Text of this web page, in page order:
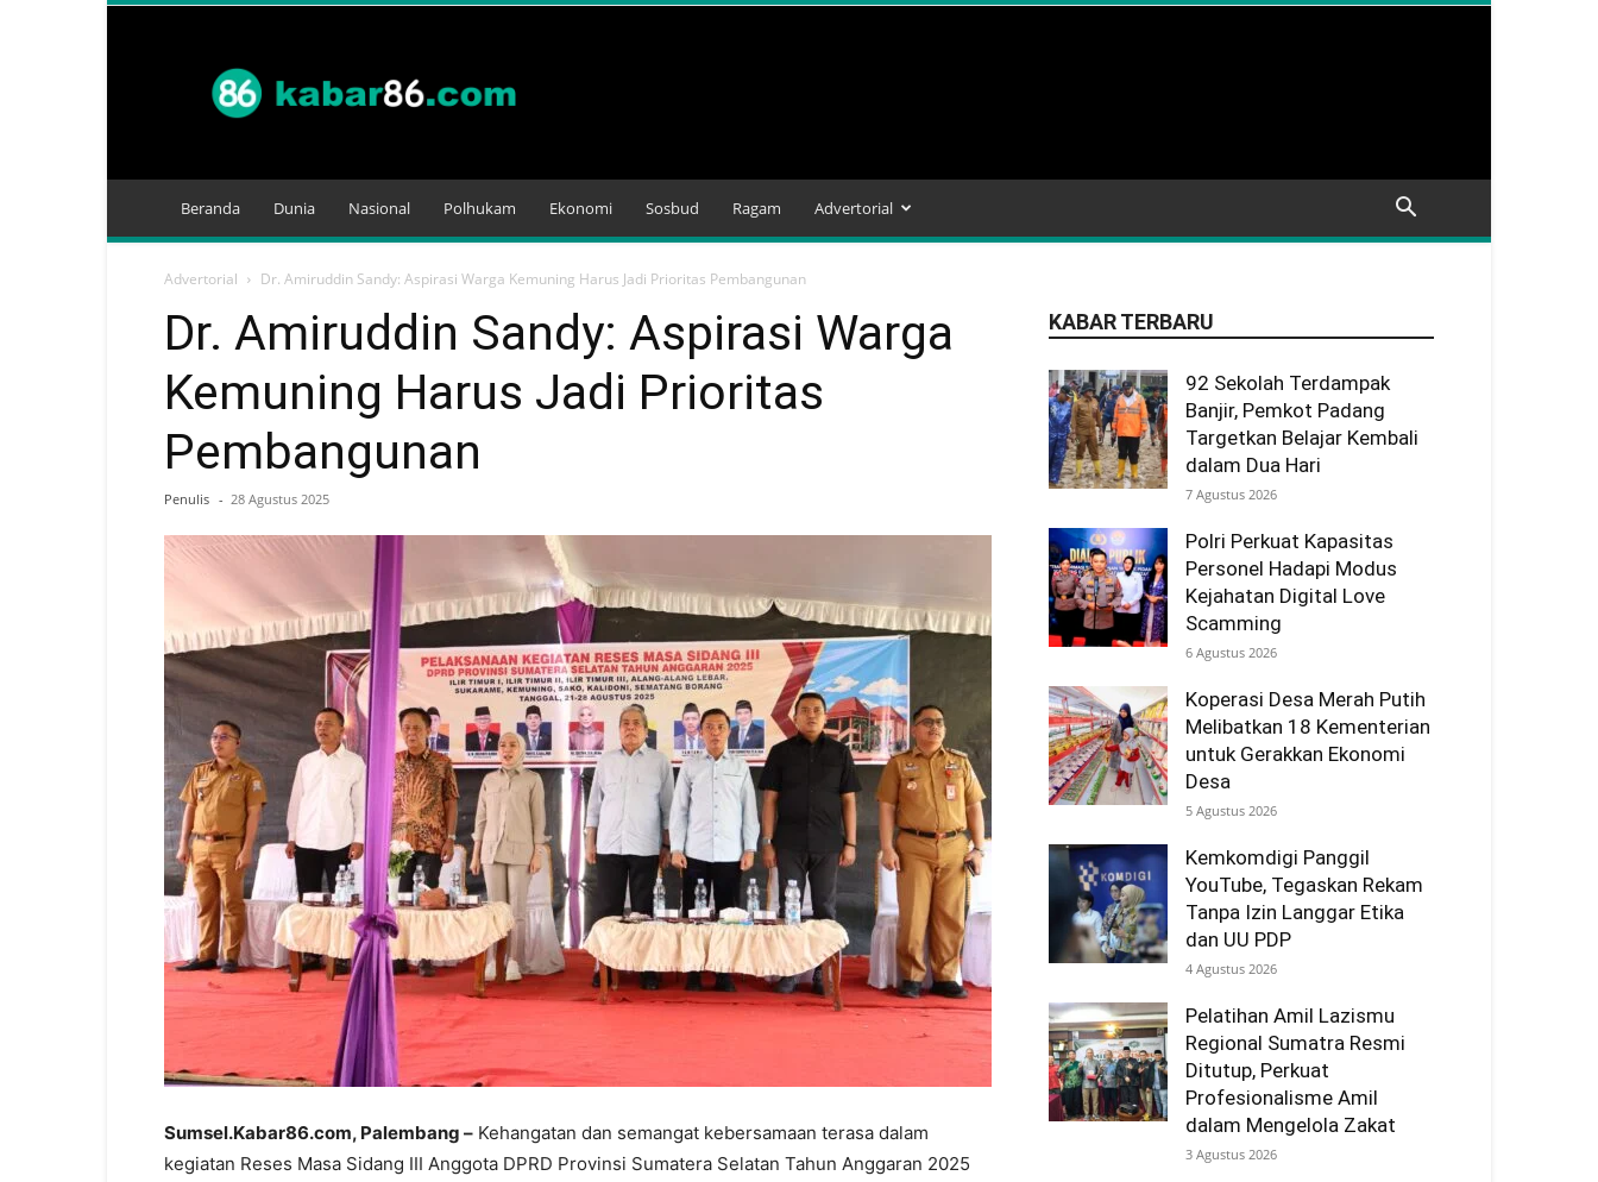
Beranda Dunia Nasional Polhukam Ekonomi Sosbud Ragam Advertorial
Advertorial Dr. Amiruddin Sandy: Aspirasi Warga Kemuning Harus Jadi Prioritas Pembangunan
Dr. Amiruddin Sandy: Aspirasi Warga
Kemuning Harus Jadi Prioritas
Pembangunan
Penulis - 28 Agustus 2025
Sumsel.Kabar86.com, Palembang – Kehangatan dan semangat kebersamaan terasa dalam
kegiatan Reses Masa Sidang III Anggota DPRD Provinsi Sumatera Selatan Tahun Anggaran 2025
KABAR TERBARU
92 Sekolah Terdampak
Banjir, Pemkot Padang
Targetkan Belajar Kembali
dalam Dua Hari
7 Agustus 2026
Polri Perkuat Kapasitas
Personel Hadapi Modus
Kejahatan Digital Love
Scamming
6 Agustus 2026
Koperasi Desa Merah Putih
Melibatkan 18 Kementerian
untuk Gerakkan Ekonomi
Desa
5 Agustus 2026
Kemkomdigi Panggil
YouTube, Tegaskan Rekam
Tanpa Izin Langgar Etika
dan UU PDP
4 Agustus 2026
Pelatihan Amil Lazismu
Regional Sumatra Resmi
Ditutup, Perkuat
Profesionalisme Amil
dalam Mengelola Zakat
3 Agustus 2026